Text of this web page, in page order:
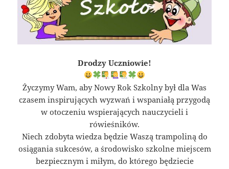
Drodzy Uczniowie!
Życzymy Wam, aby Nowy Rok Szkolny był dla Was
czasem inspirujących wyzwań i wspaniałą przygodą
w otoczeniu wspierających nauczycieli i
rówieśników.
Niech zdobyta wiedza będzie Waszą trampoliną do
osiągania sukcesów, a środowisko szkolne miejscem
bezpiecznym i miłym, do którego będziecie